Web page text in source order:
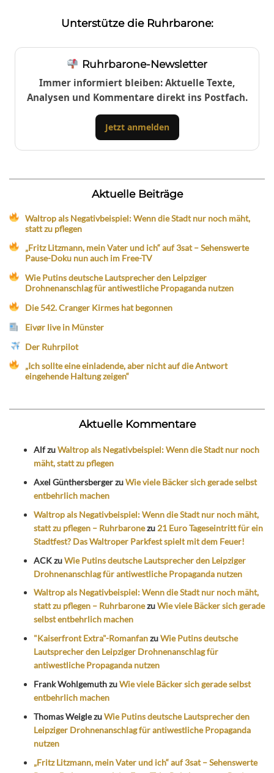
Unterstütze die Ruhrbarone:
Ruhrbarone-Newsletter
Immer informiert bleiben: Aktuelle Texte,
Analysen und Kommentare direkt ins Postfach.
Jetzt anmelden
Aktuelle Beiträge
Waltrop als Negativbeispiel: Wenn die Stadt nur noch mäht,
statt zu pflegen
„Fritz Litzmann, mein Vater und ich“ auf 3sat – Sehenswerte
Pause-Doku nun auch im Free-TV
Wie Putins deutsche Lautsprecher den Leipziger
Drohnenanschlag für antiwestliche Propaganda nutzen
Die 542. Cranger Kirmes hat begonnen
Eivør live in Münster
Der Ruhrpilot
„Ich sollte eine einladende, aber nicht auf die Antwort
eingehende Haltung zeigen“
Aktuelle Kommentare
AlfzuWaltrop als Negativbeispiel: Wenn die Stadt nur noch
mäht, statt zu pflegen
Axel GünthersbergerzuWie viele Bäcker sich gerade selbst
entbehrlich machen
Waltrop als Negativbeispiel: Wenn die Stadt nur noch mäht,
statt zu pflegen – Ruhrbaronezu 21 Euro Tageseintritt für ein
Stadtfest? Das Waltroper Parkfest spielt mit dem Feuer!
ACKzuWie Putins deutsche Lautsprecher den Leipziger
Drohnenanschlag für antiwestliche Propaganda nutzen
Waltrop als Negativbeispiel: Wenn die Stadt nur noch mäht,
statt zu pflegen – RuhrbaronezuWie viele Bäcker sich gerade
selbst entbehrlich machen
"Kaiserfront Extra"-RomanfanzuWie Putins deutsche
Lautsprecher den Leipziger Drohnenanschlag für
antiwestliche Propaganda nutzen
Frank WohlgemuthzuWie viele Bäcker sich gerade selbst
entbehrlich machen
Thomas WeiglezuWie Putins deutsche Lautsprecher den
Leipziger Drohnenanschlag für antiwestliche Propaganda
nutzen
„Fritz Litzmann, mein Vater und ich“ auf 3sat – Sehenswerte